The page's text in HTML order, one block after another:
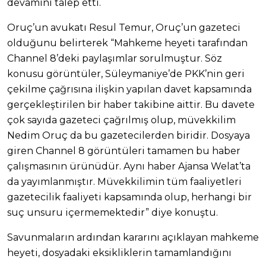
devamını talep etti.
Oruç’un avukatı Resul Temur, Oruç’un gazeteci
olduğunu belirterek “Mahkeme heyeti tarafından
Channel 8’deki paylaşımlar sorulmuştur. Söz
konusu görüntüler, Süleymaniye’de PKK’nin geri
çekilme çağrısına ilişkin yapılan davet kapsamında
gerçekleştirilen bir haber takibine aittir. Bu davete
çok sayıda gazeteci çağrılmış olup, müvekkilim
Nedim Oruç da bu gazetecilerden biridir. Dosyaya
giren Channel 8 görüntüleri tamamen bu haber
çalışmasının ürünüdür. Aynı haber Ajansa Welat’ta
da yayımlanmıştır. Müvekkilimin tüm faaliyetleri
gazetecilik faaliyeti kapsamında olup, herhangi bir
suç unsuru içermemektedir” diye konuştu.
Savunmaların ardından kararını açıklayan mahkeme
heyeti, dosyadaki eksikliklerin tamamlandığını